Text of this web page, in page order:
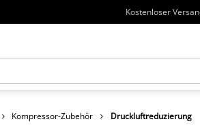
Kostenloser
Kompressor-Zubehör Druckluftreduzierung